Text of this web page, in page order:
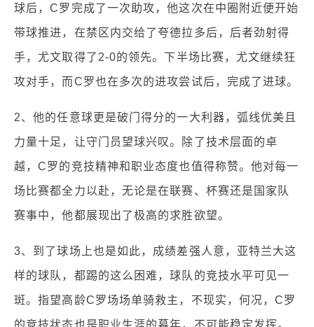
球后，C罗完成了一次助攻，他这次在中圈附近便开始
带球推进，在禁区内交给了夸德拉多后，后者劲射得
手，尤文取得了2-0的领先。下半场比赛，尤文继续狂
攻对手，而C罗也在多次的进攻尝试后，完成了进球。
2、他的任意球更是破门得分的一大利器，弧线优美且
力量十足，让守门员望球兴叹。除了技术层面的卓
越，C罗的竞技精神和职业态度也值得称赞。他对每一
场比赛都全力以赴，无论是在联赛、杯赛还是国家队
赛事中，他都展现出了极高的求胜欲望。
3、到了球场上也是如此，成绩差强人意，亚特兰大这
样的球队，都踢的这么困难，球队的竞技水平可见一
斑。指望高龄C罗场场单骑救主，不现实，何况，C罗
的竞技状态也是职业生涯的暮年，不可能稳定发挥。